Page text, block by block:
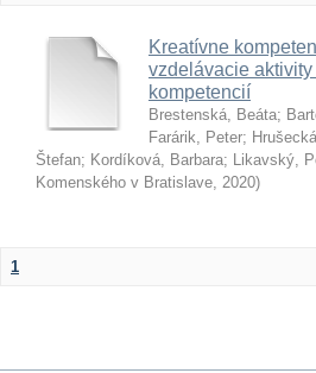
Kreatívne
vzdelávacie
kompetencií
Brestenská, Beáta;
Farárik, Peter;
Štefan; Kordíková, Barbara; Likavský,
Komenského v Bratislave, 2020)
1